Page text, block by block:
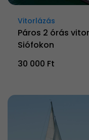
Vitorlázás
Páros 2 órás
Siófokon
30 000 Ft